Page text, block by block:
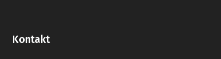
Kontakt